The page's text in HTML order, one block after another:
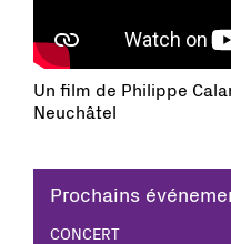
Un film de Philippe
Neuchâtel
Prochains
CONCERT